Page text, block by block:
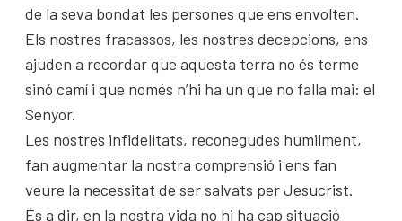
de la seva bondat les persones que ens envolten.
Els nostres fracassos, les nostres decepcions, ens
ajuden a recordar que aquesta terra no és terme
sinó camí i que només n’hi ha un que no falla mai: el
Senyor.
Les nostres infidelitats, reconegudes humilment,
fan augmentar la nostra comprensió i ens fan
veure la necessitat de ser salvats per Jesucrist.
És a dir, en la nostra vida no hi ha cap situació